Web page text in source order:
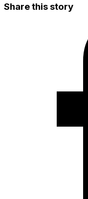
Share this story